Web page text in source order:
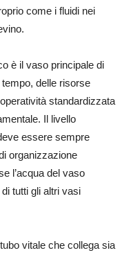
come i fluidi nei
è il vaso principale di
delle risorse
standardizzata
Il livello
essere sempre
organizzazione
l’acqua del vaso
tutti gli altri vasi
vitale che collega sia